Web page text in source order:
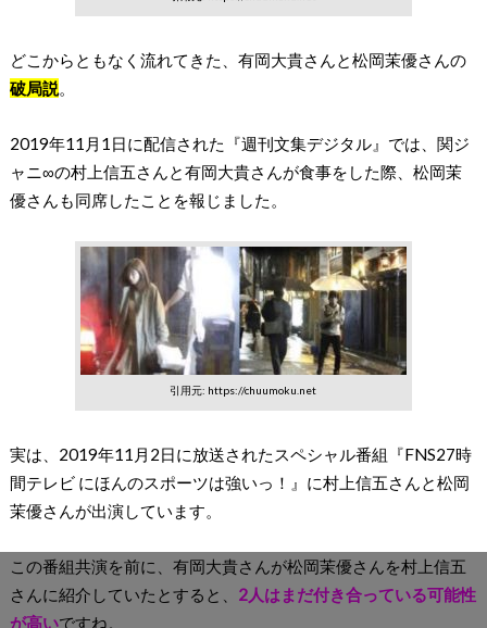
どこからともなく流れてきた、有岡大貴さんと松岡茉優さんの
破局説。
2019年11月1日に配信された『週刊文集デジタル』では、関ジ
ャニ∞の村上信五さんと有岡大貴さんが食事をした際、松岡茉
優さんも同席したことを報じました。
引用元: https://chuumoku.net
実は、2019年11月2日に放送されたスペシャル番組『FNS27時
間テレビ にほんのスポーツは強いっ！』に村上信五さんと松岡
茉優さんが出演しています。
この番組共演を前に、有岡大貴さんが松岡茉優さんを村上信五
さんに紹介していたとすると、 2人はまだ付き合っている可能性
が高いですね。